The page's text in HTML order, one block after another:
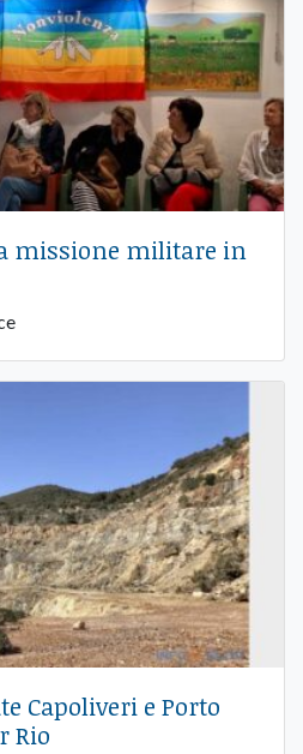
missione militare in
Capoliveri e Porto
Rio